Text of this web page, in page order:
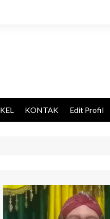
KONTAK Edit Profil